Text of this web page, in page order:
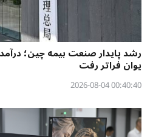
یوان فراتر رفت
00:40:40 2026-08-04